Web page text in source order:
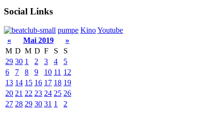
Social Links
pumpe KinoYoutube
«
Mai 2019
»
M D M D F S
S
29 30 1 2 3 4
5
6
7 8 9 10 11 12
13 14 15 16 17 18 19
20 21 22 23 24 25 26
27 28 29 30 31 1 2